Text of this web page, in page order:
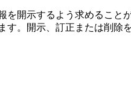
開示するよう求めること
。開示、訂正または削除